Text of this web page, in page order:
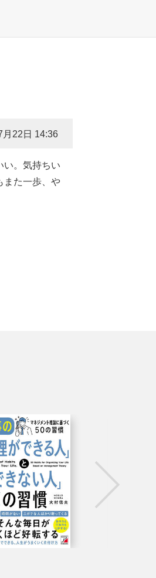
月22日 14:36
い。気持ちい
また一歩、や